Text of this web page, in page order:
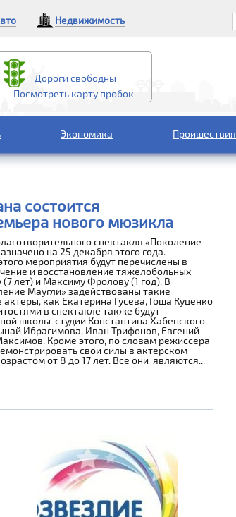
Недвижимость
Дороги свободны
Посмотреть карту пробок
Экономика Проишествия
состоится
нового мюзикла
спектакля «Поколение
на 25 декабря этого года.
мероприятия будут перечислены в
и восстановление тяжелобольных
лет) и Максиму Фролову (1 год). В
Маугли» задействованы такие
как Екатерина Гусева, Гоша Куценко
в спектакле также будут
школы-студии Константина Хабенского,
Ибрагимова, Иван Трифонов, Евгений
Кроме этого, по словам режиссера
свои силы в актерском
от 8 до 17 лет. Все они являются...